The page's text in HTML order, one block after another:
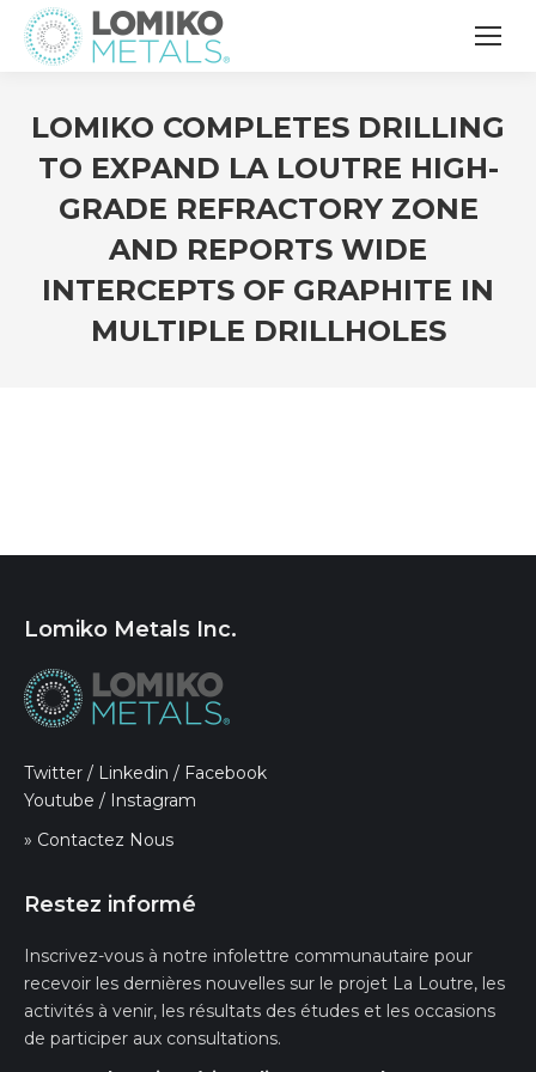
LOMIKO COMPLETES DRILLING
TO EXPAND LA LOUTRE HIGH-
GRADE REFRACTORY ZONE
AND REPORTS WIDE
INTERCEPTS OF GRAPHITE IN
MULTIPLE DRILLHOLES
Lomiko Metals Inc.
Twitter / Linkedin / Facebook
Youtube / Instagram
» Contactez Nous
Restez informé
Inscrivez-vous à notre infolettre communautaire pour
recevoir les dernières nouvelles sur le projet La Loutre, les
activités à venir, les résultats des études et les occasions
de participer aux consultations.